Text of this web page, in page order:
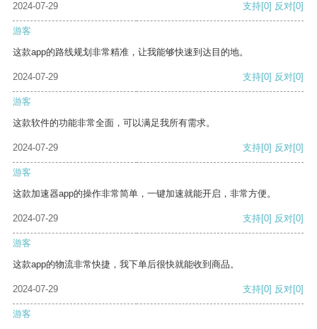
2024-07-29 支持[0] 反对[0]
游客
这款app的路线规划非常精准，让我能够快速到达目的地。
2024-07-29 支持[0] 反对[0]
游客
这款软件的功能非常全面，可以满足我所有需求。
2024-07-29 支持[0] 反对[0]
游客
这款加速器app的操作非常简单，一键加速就能开启，非常方便。
2024-07-29 支持[0] 反对[0]
游客
这款app的物流非常快捷，我下单后很快就能收到商品。
2024-07-29 支持[0] 反对[0]
游客